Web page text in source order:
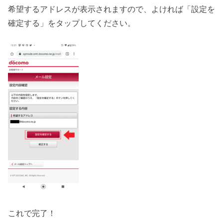
希望するアドレスが表示されますので、よければ「設定を
確定する」をタップしてください。
これで完了！